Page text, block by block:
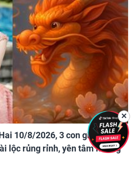
10/8/2026, 3 con giáp được
lộc rủng rỉnh, yên tâm hưởng
✕